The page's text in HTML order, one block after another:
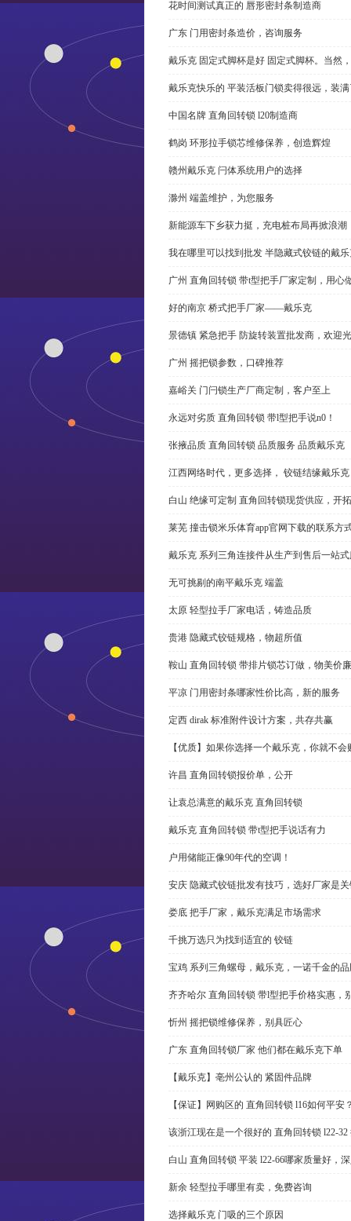
花时间测试真正的 唇形密封条制造商
广东 门用密封条造价，咨询服务
戴乐克 固定式脚杯是好 固定式脚杯。当然
戴乐克快乐的 平装活板门锁卖得很远，装
中国名牌 直角回转锁 l20制造商
鹤岗 环形拉手锁芯维修保养，创造辉煌
赣州戴乐克 闩体系统用户的选择
滁州 端盖维护，为您服务
新能源车下乡获力挺，充电桩布局再掀浪潮
我在哪里可以找到批发 半隐藏式铰链的戴
广州 直角回转锁 带t型把手厂家定制，用心
好的南京 桥式把手厂家——戴乐克
景德镇 紧急把手 防旋转装置批发商，欢迎
广州 摇把锁参数，口碑推荐
嘉峪关 门闩锁生产厂商定制，客户至上
永远对劣质 直角回转锁 带l型把手说n0！
张掖品质 直角回转锁 品质服务 品质戴乐克
江西网络时代，更多选择， 铰链结缘戴乐克
白山 绝缘可定制 直角回转锁现货供应，开
莱芜 撞击锁米乐体育app官网下载的联系方
戴乐克 系列三角连接件从生产到售后一站
无可挑剔的南平戴乐克 端盖
太原 轻型拉手厂家电话，铸造品质
贵港 隐藏式铰链规格，物超所值
鞍山 直角回转锁 带排片锁芯订做，物美价廉
平凉 门用密封条哪家性价比高，新的服务
定西 dirak 标准附件设计方案，共存共赢
【优质】如果你选择一个戴乐克，你就不
许昌 直角回转锁报价单，公开
让袁总满意的戴乐克 直角回转锁
戴乐克 直角回转锁 带t型把手说话有力
户用储能正像90年代的空调！
安庆 隐藏式铰链批发有技巧，选好厂家是
娄底 把手厂家，戴乐克满足市场需求
千挑万选只为找到适宜的 铰链
宝鸡 系列三角螺母，戴乐克，一诺千金的
齐齐哈尔 直角回转锁 带l型把手价格实惠，
忻州 摇把锁维修保养，别具匠心
广东 直角回转锁厂家 他们都在戴乐克下单
【戴乐克】亳州公认的 紧固件品牌
【保证】网购区的 直角回转锁 l16如何平安
该浙江现在是一个很好的 直角回转锁 l22-
白山 直角回转锁 平装 l22-66哪家质量好，
新余 轻型拉手哪里有卖，免费咨询
选择戴乐克 门吸的三个原因